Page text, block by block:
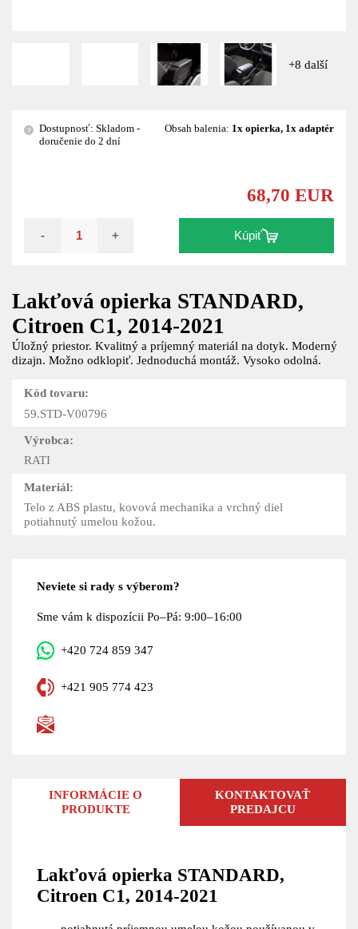
+8 další
Lakťová opierka STANDARD,
Citroen C1, 2014-2021
Úložný priestor. Kvalitný a príjemný materiál na dotyk. Moderný
dizajn. Možno odklopiť. Jednoduchá montáž. Vysoko odolná.
Kód tovaru:
59.STD-V00796
Výrobca:
RATI
Materiál:
Telo z ABS plastu, kovová mechanika a vrchný diel
potiahnutý umelou kožou.
?
Dostupnosť: Skladom -
doručenie do 2 dní
Obsah balenia: 1x opierka, 1x adaptér
68,70 EUR
- + Kúpiť
Neviete si rady s výberom?
Sme vám k dispozícii Po–Pá: 9:00–16:00
+420 724 859 347
+421 905 774 423
INFORMÁCIE O
PRODUKTE
KONTAKTOVAŤ
PREDAJCU
Lakťová opierka STANDARD,
Citroen C1, 2014-2021